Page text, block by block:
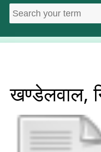
खण्डेलवाल,